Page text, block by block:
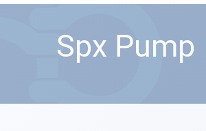
SeguridadSpx Pump